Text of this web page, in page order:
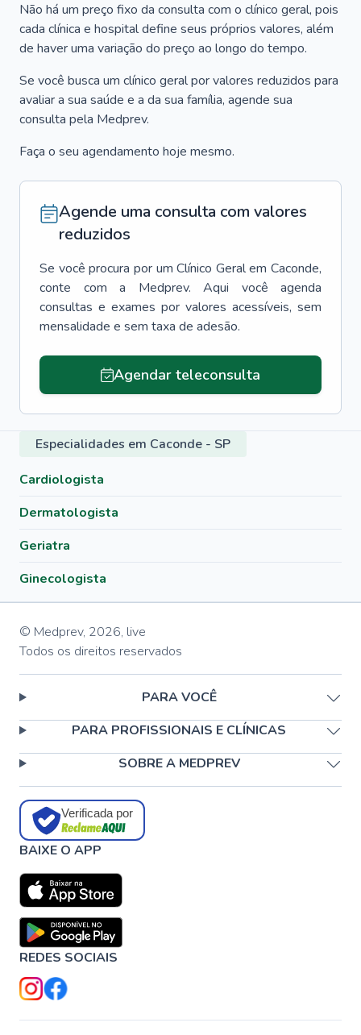
Não há um preço fixo da consulta com o clínico geral, pois
cada clínica e hospital define seus próprios valores, além
de haver uma variação do preço ao longo do tempo.
Se você busca um clínico geral por valores reduzidos para
avaliar a sua saúde e a da sua família, agende sua
consulta pela Medprev.
Faça o seu agendamento hoje mesmo.
Agende uma consulta com valores
reduzidos
Se você procura por um Clínico Geral em Caconde,
conte com a Medprev. Aqui você agenda
consultas e exames por valores acessíveis, sem
mensalidade e sem taxa de adesão.
Agendar teleconsulta
Especialidades em Caconde - SP
Cardiologista
Dermatologista
Geriatra
Ginecologista
© Medprev, 2026, live
Todos os direitos reservados
PARA VOCÊ
PARA PROFISSIONAIS E CLÍNICAS
SOBRE A MEDPREV
Verificada por
BAIXE O APP
REDES SOCIAIS